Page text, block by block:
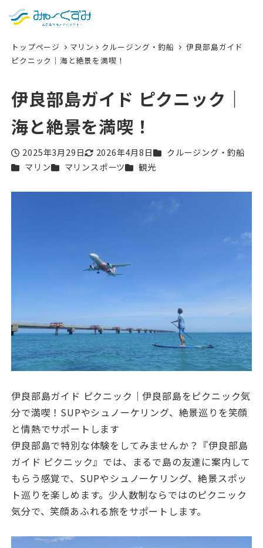
한국어
検索
トップページ マリン クルージング・釣船
伊良部島ガイド
ピクニック｜海と絶景を満喫！
伊良部島ガイド ピクニック｜
海と絶景を満喫！
投稿日
2025年3月29日
更新日
2026年4月8日カテゴリー
クルージング・釣船
カテゴリー
マリンカテゴリー
マリンスポーツカテゴリー
観光
伊良部島ガイド ピクニック｜伊良部島をピクニック気
分で満喫！SUPやシュノーケリング、絶景巡りを笑顔
と情熱でサポートします
伊良部島で特別な体験をしてみませんか？『伊良部島
ガイド ピクニック』では、まるで島の友達に案内して
もらう感覚で、SUPやシュノーケリング、絶景スポッ
ト巡りを楽しめます。少人数制ならではのピクニック
気分で、笑顔あふれる旅をサポートします。